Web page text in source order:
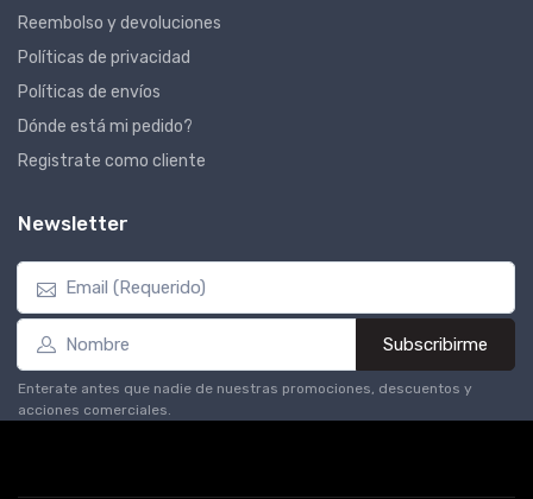
Reembolso y devoluciones
Políticas de privacidad
Políticas de envíos
Dónde está mi pedido?
Registrate como cliente
Newsletter
Subscribirme
Enterate antes que nadie de nuestras promociones, descuentos y
acciones comerciales.